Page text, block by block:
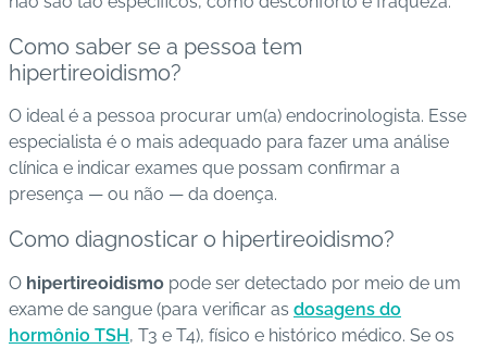
Como saber se a pessoa tem
hipertireoidismo?
O ideal é a pessoa procurar um(a) endocrinologista. Esse
especialista é o mais adequado para fazer uma análise
clínica e indicar exames que possam confirmar a
presença — ou não — da doença.
Como diagnosticar o hipertireoidismo?
O hipertireoidismo pode ser detectado por meio de um
exame de sangue (para verificar as dosagens do
hormônio TSH, T3 e T4), físico e histórico médico. Se os